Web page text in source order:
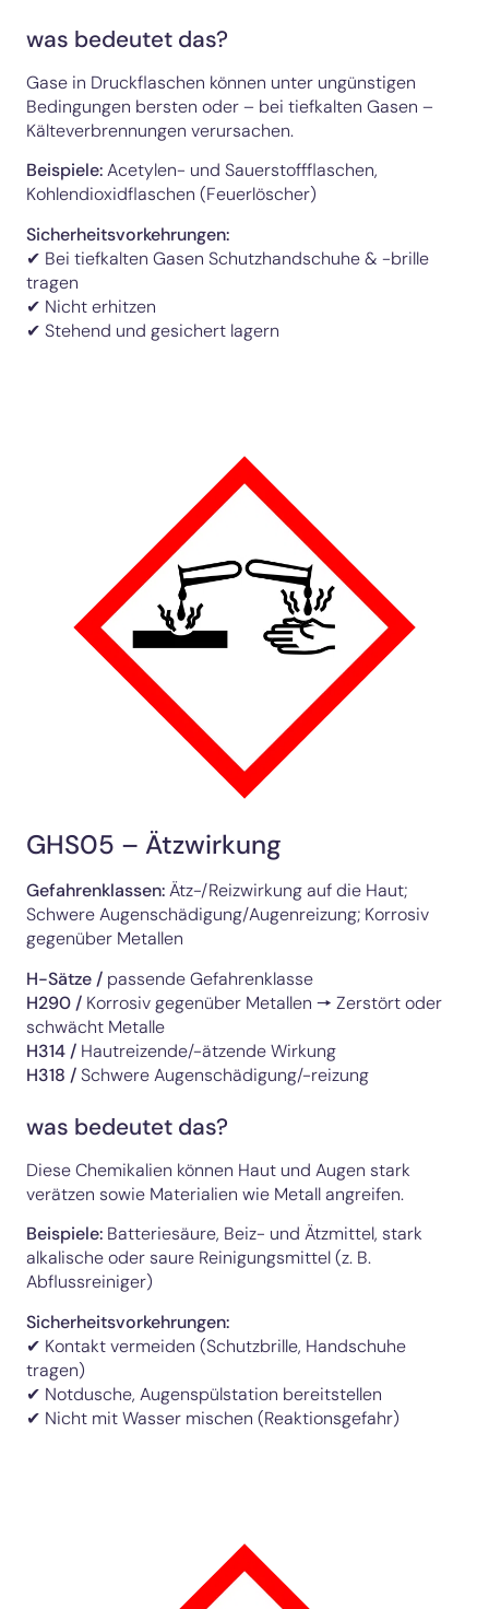
was bedeutet das?
Gase in Druckflaschen können unter ungünstigen
Bedingungen bersten oder – bei tiefkalten Gasen –
Kälteverbrennungen verursachen.
Beispiele:Acetylen- und Sauerstoffflaschen,
Kohlendioxidflaschen (Feuerlöscher)
Sicherheitsvorkehrungen:
✔ Bei tiefkalten Gasen Schutzhandschuhe & -brille
tragen
✔ Nicht erhitzen
✔ Stehend und gesichert lagern
GHS05 – Ätzwirkung
Gefahrenklassen:Ätz-/Reizwirkung auf die Haut;
Schwere Augenschädigung/Augenreizung; Korrosiv
gegenüber Metallen
H-Sätze / passende Gefahrenklasse
H290 / Korrosiv gegenüber Metallen 🠖 Zerstört oder
schwächt Metalle
H314 / Hautreizende/-ätzende Wirkung
H318 /Schwere Augenschädigung/-reizung
was bedeutet das?
Diese Chemikalien können Haut und Augen stark
verätzen sowie Materialien wie Metall angreifen.
Beispiele: Batteriesäure, Beiz- und Ätzmittel, stark
alkalische oder saure Reinigungsmittel (z. B.
Abflussreiniger)
Sicherheitsvorkehrungen:
✔ Kontakt vermeiden (Schutzbrille, Handschuhe
tragen)
✔ Notdusche, Augenspülstation bereitstellen
✔ Nicht mit Wasser mischen (Reaktionsgefahr)